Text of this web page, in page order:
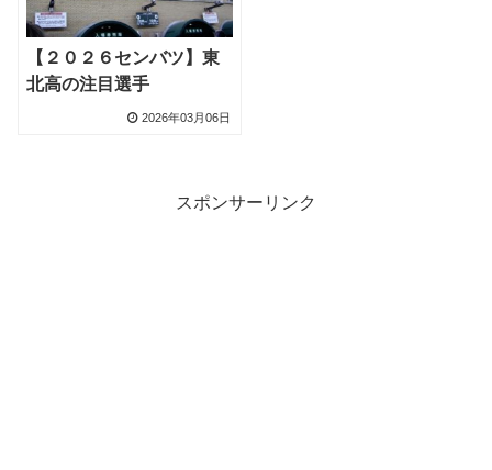
【２０２６センバツ】東
北高の注目選手
2026年03月06日
スポンサーリンク